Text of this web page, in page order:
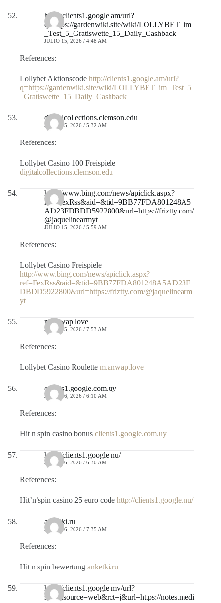
http://clients1.google.am/url?
q=https://gardenwiki.site/wiki/LOLLYBET_im
_Test_5_Gratiswette_15_Daily_Cashback
JULIO 15, 2026 / 4:48 AM
References:
Lollybet Aktionscode http://clients1.google.am/url?
q=https://gardenwiki.site/wiki/LOLLYBET_im_Test_5
_Gratiswette_15_Daily_Cashback
digitalcollections.clemson.edu
JULIO 15, 2026 / 5:32 AM
References:
Lollybet Casino 100 Freispiele
digitalcollections.clemson.edu
http://www.bing.com/news/apiclick.aspx?
ref=FexRss&aid=&tid=9BB77FDA801248A5
AD23FDBDD5922800&url=https://friztty.com/
@jaquelinearmyt
JULIO 15, 2026 / 5:59 AM
References:
Lollybet Casino Freispiele
http://www.bing.com/news/apiclick.aspx?
ref=FexRss&aid=&tid=9BB77FDA801248A5AD23F
DBDD5922800&url=https://friztty.com/@jaquelinearm
yt
m.anwap.love
JULIO 15, 2026 / 7:53 AM
References:
Lollybet Casino Roulette m.anwap.love
clients1.google.com.uy
JULIO 16, 2026 / 6:10 AM
References:
Hit n spin casino bonus clients1.google.com.uy
http://clients1.google.nu/
JULIO 16, 2026 / 6:30 AM
References:
Hit’n’spin casino 25 euro code http://clients1.google.nu/
anketki.ru
JULIO 16, 2026 / 7:35 AM
References:
Hit n spin bewertung anketki.ru
http://clients1.google.mv/url?
sa=t&source=web&rct=j&url=https://notes.medi